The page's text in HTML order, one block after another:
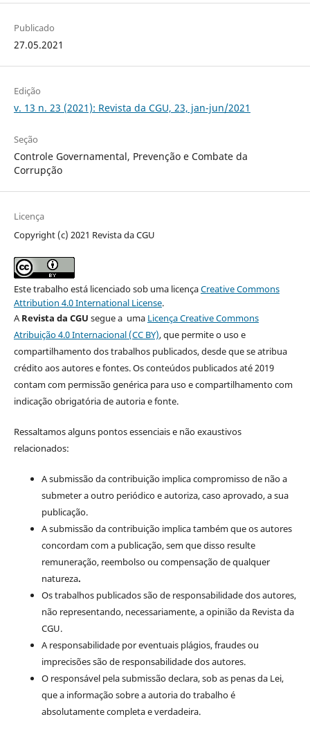
Publicado
27.05.2021
Edição
v. 13 n. 23 (2021): Revista da CGU, 23, jan-jun/2021
Seção
Controle Governamental, Prevenção e Combate da
Corrupção
Licença
Copyright (c) 2021 Revista da CGU
Este trabalho está licenciado sob uma licençaCreative Commons
Attribution 4.0 International License.
ARevista da CGU segue a uma Licença Creative Commons
Atribuição 4.0 Internacional (CC BY), que permite o uso e
compartilhamento dos trabalhos publicados, desde que se atribua
crédito aos autores e fontes. Os conteúdos publicados até 2019
contam com permissão genérica para uso e compartilhamento com
indicação obrigatória de autoria e fonte.
Ressaltamos alguns pontos essenciais e não exaustivos
relacionados:
A submissão da contribuição implica compromisso de não a
submeter a outro periódico e autoriza, caso aprovado, a sua
publicação.
A submissão da contribuição implica também que os autores
concordam com a publicação, sem que disso resulte
remuneração, reembolso ou compensação de qualquer
natureza.
Os trabalhos publicados são de responsabilidade dos autores,
não representando, necessariamente, a opinião da Revista da
CGU.
A responsabilidade por eventuais plágios, fraudes ou
imprecisões são de responsabilidade dos autores.
O responsável pela submissão declara, sob as penas da Lei,
que a informação sobre a autoria do trabalho é
absolutamente completa e verdadeira.